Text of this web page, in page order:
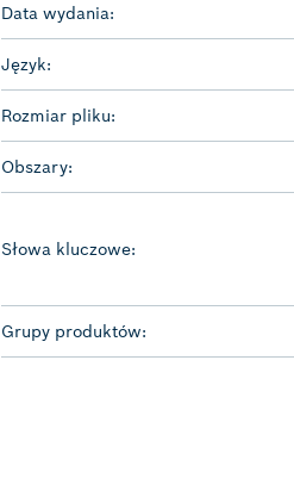
Data wydania:
Język:
Rozmiar pliku:
Obszary:
Słowa kluczowe:
Grupy produktów: